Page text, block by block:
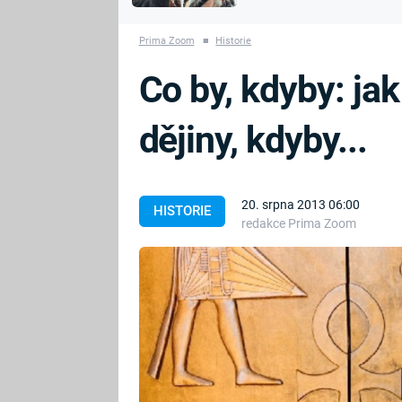
PRVNÍ SVĚTOVÁ
BRITSKÁ
KRÁLOVSKÁ
RODINA
Prima Zoom ■ Historie
HISTORIE
20. srpna 2013 06:00
redakce Prima Zoom
Co by, kdyby:
dějiny, kdyby...